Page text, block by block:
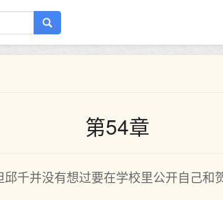
第54章
千并没有想过要在学校里公开自己和